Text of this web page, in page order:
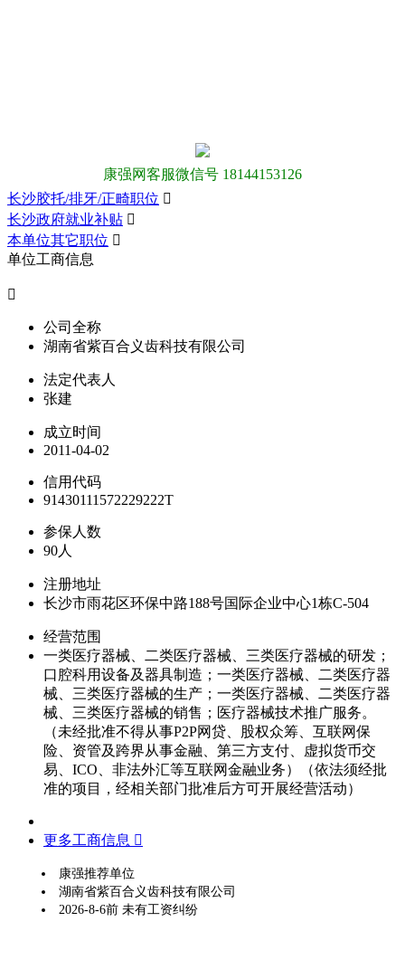
康强网客服微信号 18144153126
长沙胶托/排牙/正畸职位 
长沙政府就业补贴 
本单位其它职位 
单位工商信息

公司全称
湖南省紫百合义齿科技有限公司
法定代表人
张建
成立时间
2011-04-02
信用代码
91430111572229222T
参保人数
90人
注册地址
长沙市雨花区环保中路188号国际企业中心1栋C-504
经营范围
一类医疗器械、二类医疗器械、三类医疗器械的研发；
口腔科用设备及器具制造；一类医疗器械、二类医疗器
械、三类医疗器械的生产；一类医疗器械、二类医疗器
械、三类医疗器械的销售；医疗器械技术推广服务。
（未经批准不得从事P2P网贷、股权众筹、互联网保
险、资管及跨界从事金融、第三方支付、虚拟货币交
易、ICO、非法外汇等互联网金融业务）（依法须经批
准的项目，经相关部门批准后方可开展经营活动）
更多工商信息 
康强推荐单位
湖南省紫百合义齿科技有限公司
2026-8-6前 未有工资纠纷